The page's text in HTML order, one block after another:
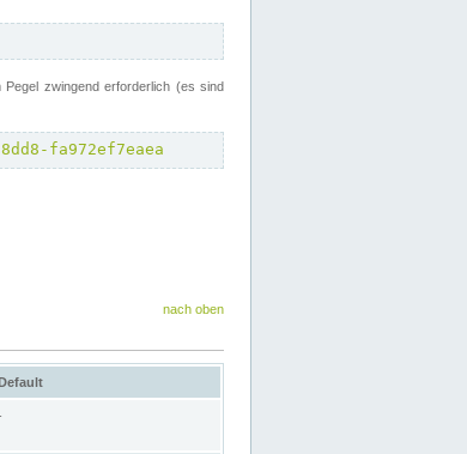
Pegel zwingend erforderlich (es sind
fa972ef7eaea
nach oben